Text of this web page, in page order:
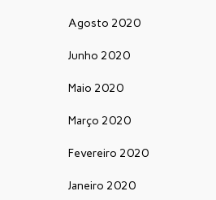
Agosto 2020
Junho 2020
Maio 2020
Março 2020
Fevereiro 2020
Janeiro 2020